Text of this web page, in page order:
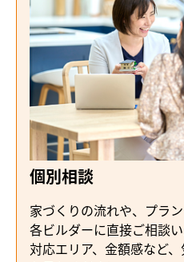
個別相談
家づくりの流れや、プラ
各ビルダーに直接ご相談
対応エリア、金額感など